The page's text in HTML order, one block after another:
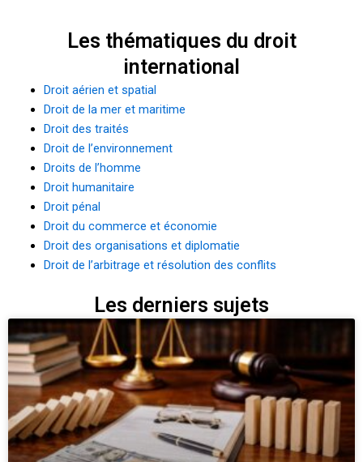
Les thématiques du droit
international
Droit aérien et spatial
Droit de la mer et maritime
Droit des traités
Droit de l’environnement
Droits de l’homme
Droit humanitaire
Droit pénal
Droit du commerce et économie
Droit des organisations et diplomatie
Droit de l’arbitrage et résolution des conflits
Les derniers sujets